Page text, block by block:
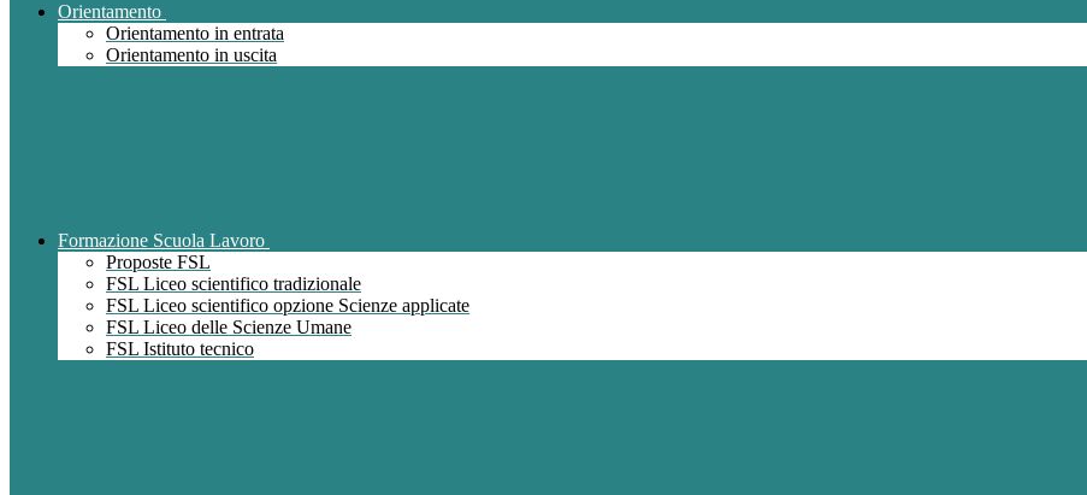
Orientamento
Orientamento in entrata
Orientamento in uscita
Formazione Scuola Lavoro
Proposte FSL
FSL Liceo scientifico tradizionale
FSL Liceo scientifico opzione Scienze applicate
FSL Liceo delle Scienze Umane
FSL Istituto tecnico